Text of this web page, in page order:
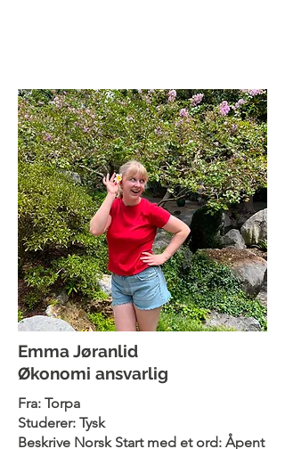
Emma Jøranlid
Økonomi ansvarlig
Fra: Torpa
Studerer: Tysk
Beskrive Norsk Start med et ord: Åpent